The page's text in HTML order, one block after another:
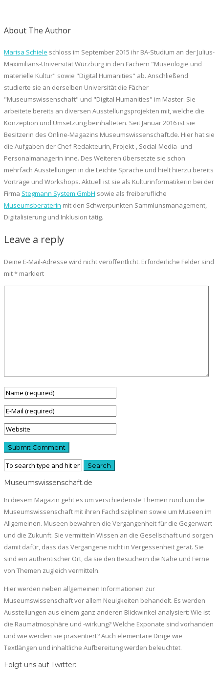
About The Author
Marisa Schiele schloss im September 2015 ihr BA-Studium an der Julius-
Maximilians-Universität Würzburg in den Fächern "Museologie und
materielle Kultur" sowie "Digital Humanities" ab. Anschließend
studierte sie an derselben Universität die Fächer
"Museumswissenschaft" und "Digital Humanities" im Master. Sie
arbeitete bereits an diversen Ausstellungsprojekten mit, welche die
Konzeption und Umsetzung beinhalteten. Seit Januar 2016 ist sie
Besitzerin des Online-Magazins Museumswissenschaft.de. Hier hat sie
die Aufgaben der Chef-Redakteurin, Projekt-, Social-Media- und
Personalmanagerin inne. Des Weiteren übersetzte sie schon
mehrfach Ausstellungen in die Leichte Sprache und hielt hierzu bereits
Vorträge und Workshops. Aktuell ist sie als Kulturinformatikerin bei der
Firma Stegmann System GmbH sowie als freiberufliche
Museumsberaterin mit den Schwerpunkten Sammlunsmanagement,
Digitalisierung und Inklusion tätig.
Leave a reply
Deine E-Mail-Adresse wird nicht veröffentlicht. Erforderliche Felder sind
mit* markiert
Museumswissenschaft.de
In diesem Magazin geht es um verschiedenste Themen rund um die
Museumswissenschaft mit ihren Fachdisziplinen sowie um Museen im
Allgemeinen. Museen bewahren die Vergangenheit für die Gegenwart
und die Zukunft. Sie vermitteln Wissen an die Gesellschaft und sorgen
damit dafür, dass das Vergangene nicht in Vergessenheit gerät. Sie
sind ein authentischer Ort, da sie den Besuchern die Nähe und Ferne
von Themen zugleich vermitteln.
Hier werden neben allgemeinen Informationen zur
Museumswissenschaft vor allem Neuigkeiten behandelt. Es werden
Ausstellungen aus einem ganz anderen Blickwinkel analysiert: Wie ist
die Raumatmosphäre und -wirkung? Welche Exponate sind vorhanden
und wie werden sie präsentiert? Auch elementare Dinge wie
Textlängen und inhaltliche Aufbereitung werden beleuchtet.
Folgt uns auf Twitter: